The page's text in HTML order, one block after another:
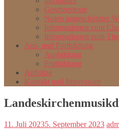
Gesetzestexte
Noten ungeschützter
Informationen zum
Informationen zum
Aus- und Fortbildung
Ausbildung
Fortbildung
Aufsätze
Kontakt und Impressum
11. Juli 20235. September 2023